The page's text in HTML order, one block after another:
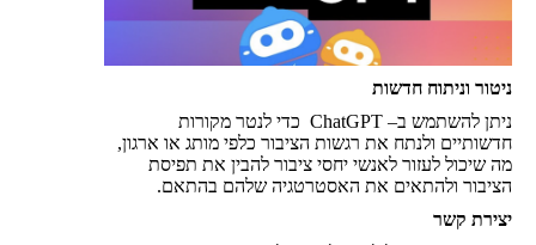
ניטור וניתוח חדשות
ניתן להשתמש ב– ChatGPT כדי לנטר מקורות
חדשותיים ולנתח את רגשות הציבור כלפי מותג או ארגון,
מה שיכול לעזור לאנשי יחסי ציבור להבין את תפיסת
הציבור ולהתאים את האסטרטגיה שלהם בהתאם.
יצירת קשר